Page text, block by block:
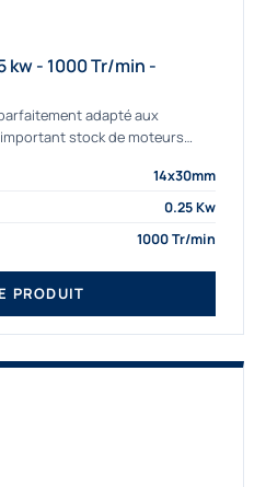
- 1000 Tr/min -
adapté aux
stock de moteurs
14x30mm
0.25 Kw
1000 Tr/min
PRODUIT